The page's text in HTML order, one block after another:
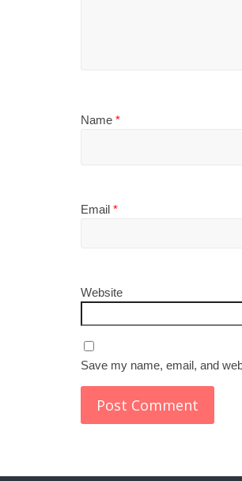
Name *
Email *
Website
Save my name, email, and